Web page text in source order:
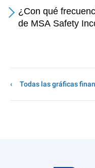
¿Con qué
de MSA Safety
Todas las gráficas